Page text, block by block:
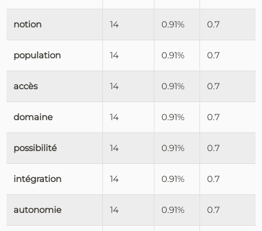
notion 14 0.91% 0.7
population 14 0.91% 0.7
accès 14 0.91% 0.7
domaine 14 0.91% 0.7
possibilité 14 0.91% 0.7
intégration 14 0.91% 0.7
autonomie 14 0.91% 0.7